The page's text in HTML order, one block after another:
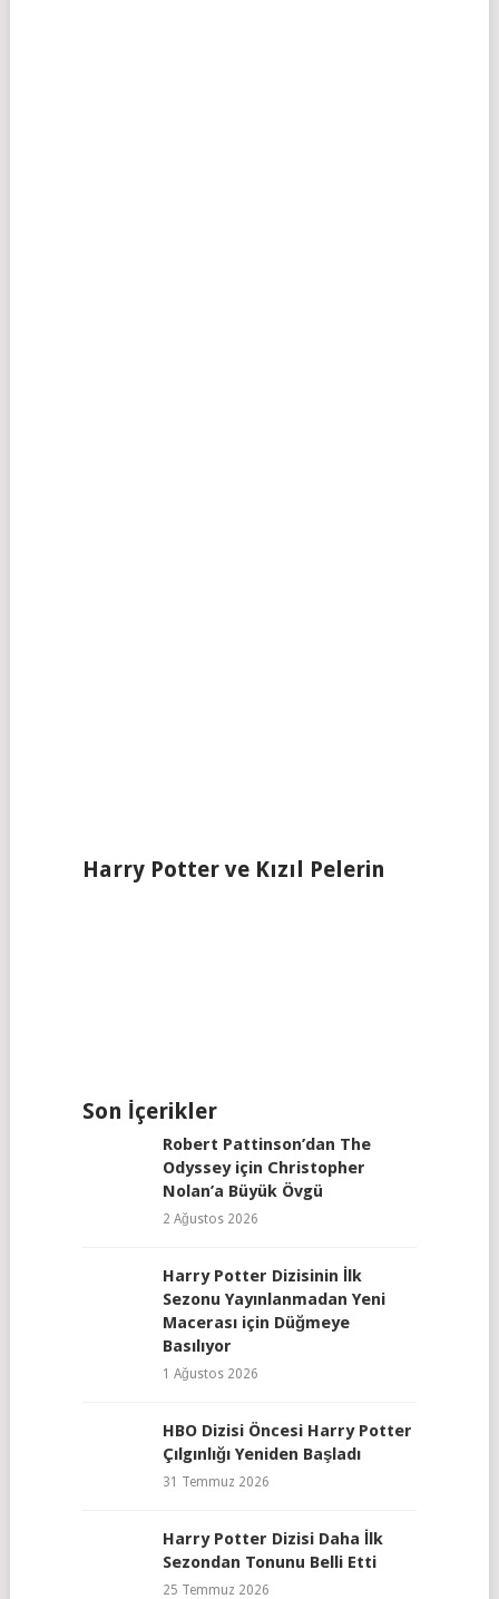
Harry Potter ve Kızıl Pelerin
Son İçerikler
Robert Pattinson’dan The
Odyssey için Christopher
Nolan’a Büyük Övgü
2 Ağustos 2026
Harry Potter Dizisinin İlk
Sezonu Yayınlanmadan Yeni
Macerası için Düğmeye
Basılıyor
1 Ağustos 2026
HBO Dizisi Öncesi Harry Potter
Çılgınlığı Yeniden Başladı
31 Temmuz 2026
Harry Potter Dizisi Daha İlk
Sezondan Tonunu Belli Etti
25 Temmuz 2026